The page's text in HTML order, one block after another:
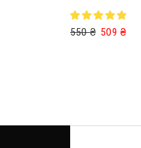
550₴ 509₴